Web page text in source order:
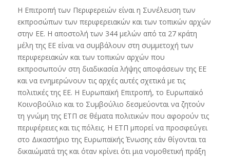
Η Επιτροπή των Περιφερειών είναι η Συνέλευση των
εκπροσώπων των περιφερειακών και των τοπικών αρχών
στην ΕΕ. Η αποστολή των 344 μελών από τα 27 κράτη
μέλη της ΕΕ είναι να συμβάλουν στη συμμετοχή των
περιφερειακών και των τοπικών αρχών που
εκπροσωπούν στη διαδικασία λήψης αποφάσεων της ΕΕ
και να ενημερώνουν τις αρχές αυτές σχετικά με τις
πολιτικές της ΕΕ. Η Ευρωπαϊκή Επιτροπή, το Ευρωπαϊκό
Κοινοβούλιο και το Συμβούλιο δεσμεύονται να ζητούν
τη γνώμη της ΕΤΠ σε θέματα πολιτικών που αφορούν τις
περιφέρειες και τις πόλεις. Η ΕΤΠ μπορεί να προσφεύγει
στο Δικαστήριο της Ευρωπαϊκής Ένωσης εάν θίγονται τα
δικαιώματά της και όταν κρίνει ότι μια νομοθετική πράξη